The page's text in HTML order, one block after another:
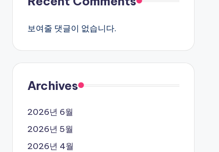
보여줄 댓글이 없습니다.
Archives
2026년 6월
2026년 5월
2026년 4월